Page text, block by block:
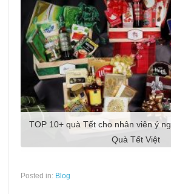
TOP 10+ quà Tết cho nhân viên ý
Quà Tết Việt
Posted in: Blog